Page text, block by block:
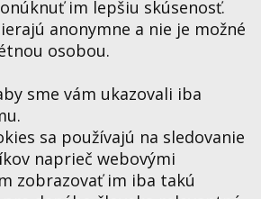
im lepšiu skúsenosť.
anonymne a nie je možné
osobou.
sme vám ukazovali iba
sa používajú na sledovanie
naprieč webovými
zobrazovať im iba takú